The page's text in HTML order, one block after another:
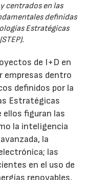
centrados en las
definidas
Estratégicas
de I+D en
empresas dentro
definidos por la
Estratégicas
ellos figuran las
la inteligencia
la
las
en el uso de
renovables,